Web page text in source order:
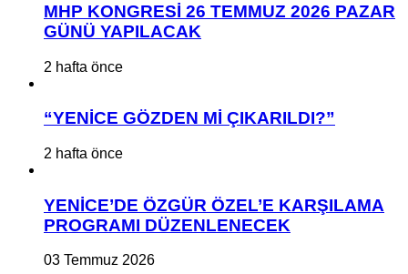
MHP KONGRESİ 26 TEMMUZ 2026 PAZAR
GÜNÜ YAPILACAK
2 hafta önce
“YENİCE GÖZDEN Mİ ÇIKARILDI?”
2 hafta önce
YENİCE’DE ÖZGÜR ÖZEL’E KARŞILAMA
PROGRAMI DÜZENLENECEK
03 Temmuz 2026